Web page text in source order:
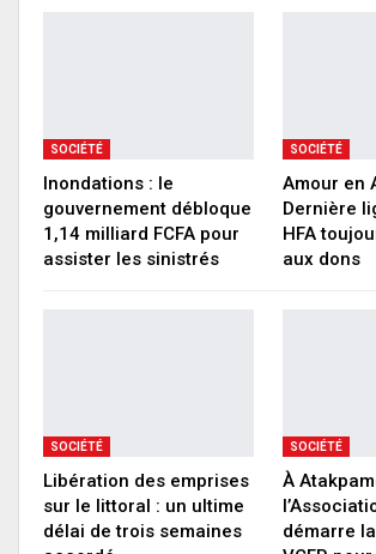
SOCIÉTÉ
Inondations : le
gouvernement débloque
1,14 milliard FCFA pour
assister les sinistrés
SOCIÉTÉ
Amour en
Dernière
HFA
aux dons
SOCIÉTÉ
Libération des emprises
sur le littoral : un ultime
délai de trois semaines
SOCIÉTÉ
À
démarre